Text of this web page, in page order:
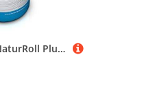
Knauf Klemmfilz NaturRoll Plus WLG 040 Mineralwolle (200mm - Rolle á 4,92m²)